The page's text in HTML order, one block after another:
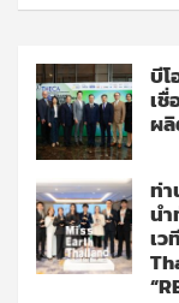
บีโ
เ
ผ
ท่า
น
เว